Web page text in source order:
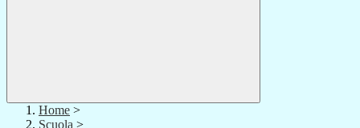
Home >
Scuola >